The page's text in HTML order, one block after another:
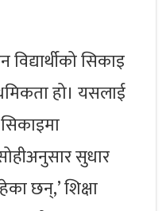
सिकाइ
हो। यसलाई
सुधार
छन्,’ शिक्षा